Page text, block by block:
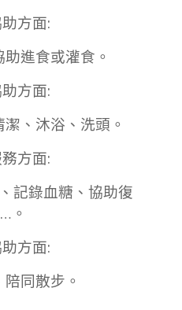
方面:
進食或灌食。
方面:
、沐浴、洗頭。
方面:
記錄血糖、協助復
。
方面:
同散步。